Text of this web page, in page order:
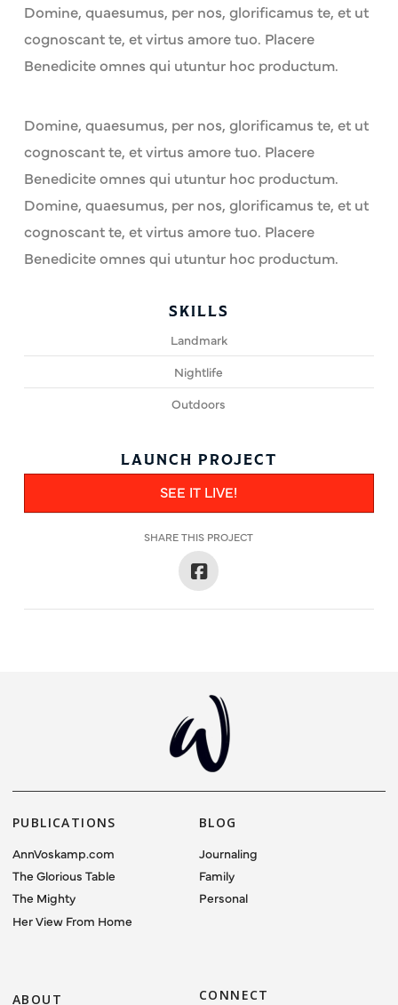
Domine, quaesumus, per nos, glorificamus te, et ut
cognoscant te, et virtus amore tuo. Placere
Benedicite omnes qui utuntur hoc productum.
Domine, quaesumus, per nos, glorificamus te, et ut
cognoscant te, et virtus amore tuo. Placere
Benedicite omnes qui utuntur hoc productum.
Domine, quaesumus, per nos, glorificamus te, et ut
cognoscant te, et virtus amore tuo. Placere
Benedicite omnes qui utuntur hoc productum.
SKILLS
Landmark
Nightlife
Outdoors
LAUNCH PROJECT
SEE IT LIVE!
SHARE THIS PROJECT
PUBLICATIONS
AnnVoskamp.com
The Glorious Table
The Mighty
Her View From Home
BLOG
Journaling
Family
Personal
ABOUT CONNECT